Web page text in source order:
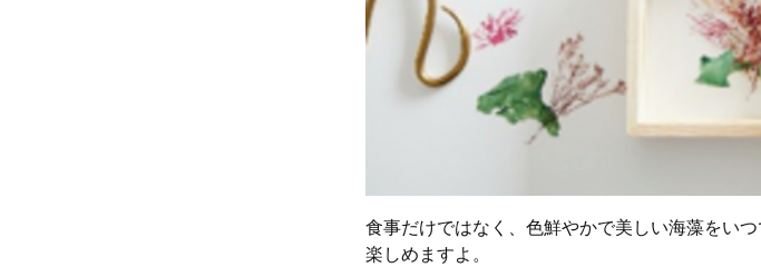
食事だけではなく、色鮮やかで美しい海藻をい
楽しめますよ。